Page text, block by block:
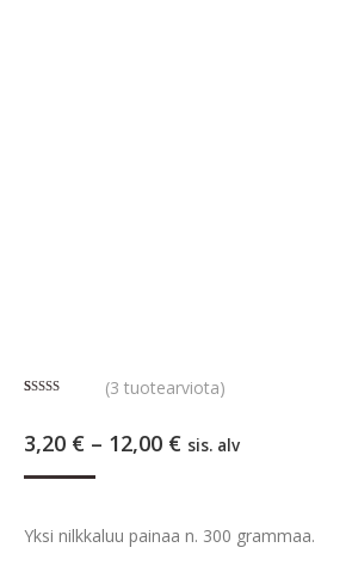
3,20 € – 12,00 €Hintaluokka:
12,00 €
sis. alv
perustuen
asiakkaan
(3 tuotearviota)
Yksi nilkkaluu painaa n. 300 grammaa.